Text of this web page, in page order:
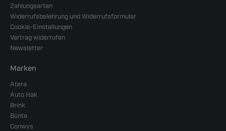
Zahlungsarten
Widerrufsbelehrung und Widerrufsformular
Cookie-Einstellungen
Vertrag widerrufen
Newsletter
Marken
Atera
Auto Hak
Brink
Bünte
Conwys